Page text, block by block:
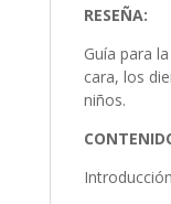
RESEÑA:
Guía para
cara, los
niños.
Introducción